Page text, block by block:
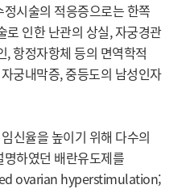
시술의 적응증으로는 한쪽
로 인한 난관의 상실, 자궁경관
, 항정자항체 등의 면역학적
궁내막증, 중등도의 남성인자
신율을 높이기 위해 다수의
하였던 배란유도제를
ovarian hyperstimulation;